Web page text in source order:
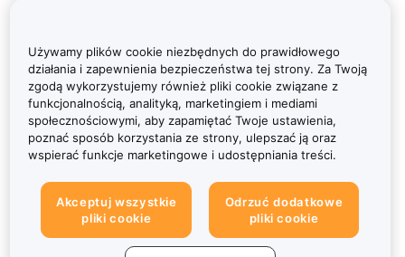
Używamy plików cookie niezbędnych do prawidłowego
działania i zapewnienia bezpieczeństwa tej strony. Za Twoją
zgodą wykorzystujemy również pliki cookie związane z
funkcjonalnością, analityką, marketingiem i mediami
społecznościowymi, aby zapamiętać Twoje ustawienia,
poznać sposób korzystania ze strony, ulepszać ją oraz
wspierać funkcje marketingowe i udostępniania treści.
Akceptuj wszystkie
pliki cookie
Odrzuć dodatkowe
pliki cookie